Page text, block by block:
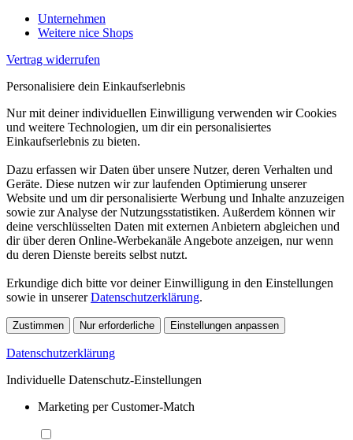
Unternehmen
Weitere nice Shops
Vertrag widerrufen
Personalisiere dein Einkaufserlebnis
Nur mit deiner individuellen Einwilligung verwenden wir Cookies
und weitere Technologien, um dir ein personalisiertes
Einkaufserlebnis zu bieten.
Dazu erfassen wir Daten über unsere Nutzer, deren Verhalten und
Geräte. Diese nutzen wir zur laufenden Optimierung unserer
Website und um dir personalisierte Werbung und Inhalte anzuzeigen
sowie zur Analyse der Nutzungsstatistiken. Außerdem können wir
deine verschlüsselten Daten mit externen Anbietern abgleichen und
dir über deren Online-Werbekanäle Angebote anzeigen, nur wenn
du deren Dienste bereits selbst nutzt.
Erkundige dich bitte vor deiner Einwilligung in den Einstellungen
sowie in unsererDatenschutzerklärung.
Zustimmen Nur erforderliche Einstellungen anpassen
Datenschutzerklärung
Individuelle Datenschutz-Einstellungen
Marketing per Customer-Match